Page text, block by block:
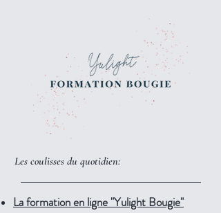
Les coulisses du quotidien:
La formation en ligne "Yulight Bougie"